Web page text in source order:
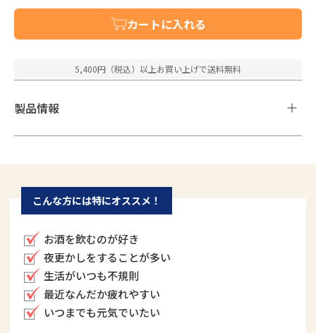
カートに入れる
5,400円（税込）以上お買い上げで送料無料
製品情報
原材料
春ウコン末、サンゴカルシウム、還元麦芽糖水飴、デキストリ
ン、グリセリン脂肪酸工ステル、微粒二酸化ケイ素、セラック
特長成分（1日6粒：2.1gあたり）
沖縄産春ウコン720mg、沖縄産サンゴカルシウム640mg（力ル
シウム200mg）
内容量
こんな方には特にオススメ！
お酒を飲むのが好き
夜更かしをすることが多い
生活がいつも不規則
最近なんだか疲れやすい
いつまでも元気でいたい